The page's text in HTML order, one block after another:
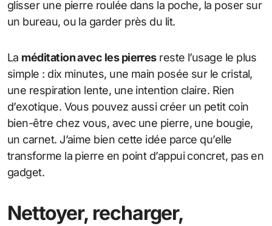
glisser une pierre roulée dans la poche, la poser sur
un bureau, ou la garder près du lit.
La méditation avec les pierresreste l’usage le plus
simple : dix minutes, une main posée sur le cristal,
une respiration lente, une intention claire. Rien
d’exotique. Vous pouvez aussi créer un petit coin
bien-être chez vous, avec une pierre, une bougie,
un carnet. J’aime bien cette idée parce qu’elle
transforme la pierre en point d’appui concret, pas en
gadget.
Nettoyer, recharger,